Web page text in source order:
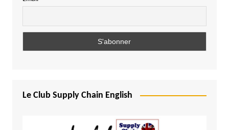
Le Club Supply Chain English